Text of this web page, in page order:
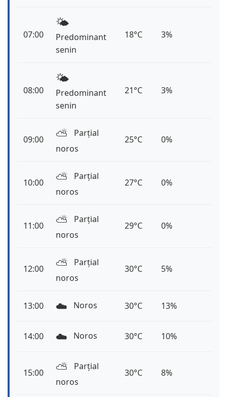
07:00
🌤️
Predominant
senin
18°C 3%
08:00
🌤️
Predominant
senin
21°C 3%
09:00 ⛅️
Parțial
noros
25°C 0%
10:00 ⛅️
Parțial
noros
27°C 0%
11:00 ⛅️
Parțial
noros
29°C 0%
12:00 ⛅️
Parțial
noros
30°C 5%
13:00 ☁️ Noros 30°C 13%
14:00 ☁️ Noros 30°C 10%
15:00 ⛅️
Parțial
noros
30°C 8%